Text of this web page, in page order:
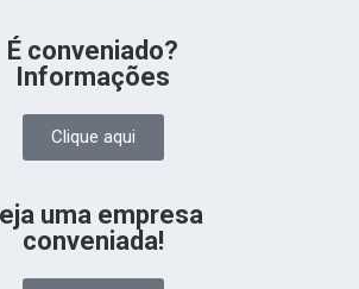
É conveniado?
Informações
Clique aqui
uma empresa
conveniada!